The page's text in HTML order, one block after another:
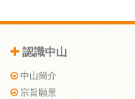
認識中山
中山簡介
宗旨願景